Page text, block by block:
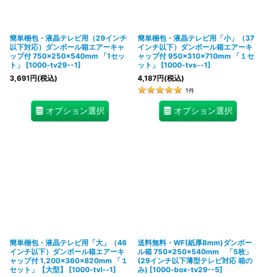
簡単梱包・液晶テレビ用（29インチ
以下対応）ダンボール箱エアーキャ
ップ付 750×250×540mm 「1セッ
ト」
[1000-tv29--1]
3,691円(税込)
オプション選択
簡単梱包・液晶テレビ用「小」（37
インチ以下）ダンボール箱エアーキ
ャップ付 950×310×710mm 「１セ
ット」
[1000-tvs--1]
4,187円(税込)
1件
オプション選択
簡単梱包・液晶テレビ用「大」（46
インチ以下）ダンボール箱エアーキ
ャップ付 1,200×360×820mm 「１
セット」
【大型】 [1000-tvl--1]
送料無料・WF(紙厚8mm)ダンボー
ル箱 750×250×540mm 「5枚」
(29インチ以下薄型テレビ対応 箱の
み) [1000-box-tv29--5]